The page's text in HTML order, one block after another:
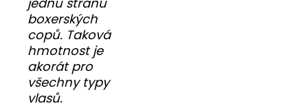
boxerských
copů. Taková
hmotnost je
akorát pro
všechny typy
vlasů.